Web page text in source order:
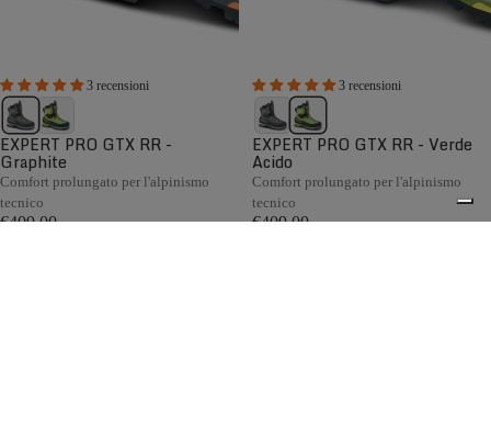
3 recensioni
EXPERT PRO GTX RR -
Graphite
Comfort prolungato per l'alpinismo
tecnico
€409,00
3 recensioni
EXPERT PRO GTX RR - Verde
Acido
Comfort prolungato per l'alpinismo
tecnico
€409,00